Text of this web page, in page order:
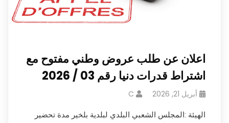
اعلان عن طلب عروض وطني مفتوح مع
اشتراط قدرات دنيا رقم 03 / 2026
أبريل 21, 2026 C
الهيئة :المجلس الشعبي البلدي لبلدية بلخير مدة تحضير